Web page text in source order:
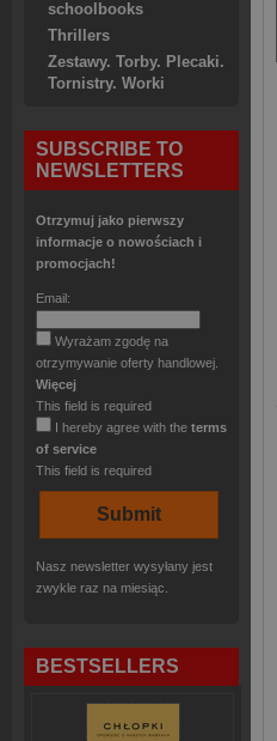
schoolbooks
Thrillers
Zestawy. Torby. Plecaki.
Tornistry. Worki
SUBSCRIBE TO
NEWSLETTERS
Otrzymuj jako pierwszy
informacje o nowościach i
promocjach!
Email:
Wyrażam zgodę na
otrzymywanie oferty handlowej.
Więcej
This field is required
I hereby agree with the terms
of service
This field is required
Nasz newsletter wysyłany jest
zwykle raz na miesiąc.
BESTSELLERS